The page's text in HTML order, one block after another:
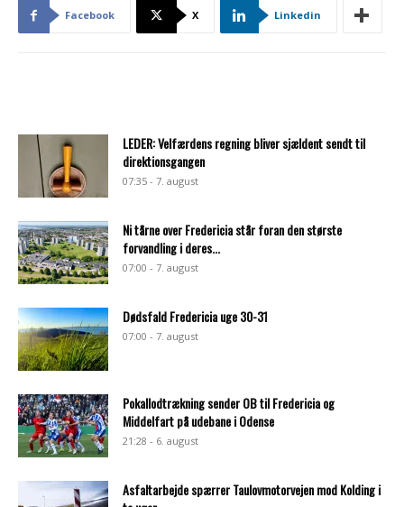
Facebook X Linkedin
LEDER: Velfærdens regning bliver sjældent sendt til
direktionsgangen
07:35 - 7. august
Ni tårne over Fredericia står foran den største
forvandling i deres...
07:00 - 7. august
Dødsfald Fredericia uge 30-31
07:00 - 7. august
Pokallodtrækning sender OB til Fredericia og
Middelfart på udebane i Odense
21:28 - 6. august
Asfaltarbejde spærrer Taulovmotorvejen mod Kolding i